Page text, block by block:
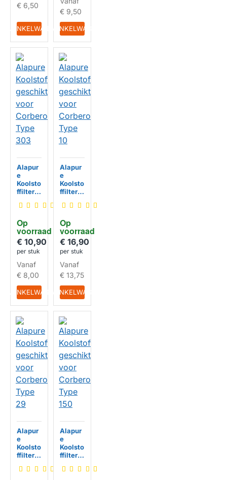
€ 6,50
IN WINKELWAGEN
€ 9,50
IN WINKELWAGEN
HUISMERK
Op
voorraad
Alapur
e
Koolsto
ffilter
kt voor
o Type
303
€ 10,90
per stuk
Vanaf
€ 8,00
IN WINKELWAGEN
HUISMERK
Op
voorraad
Alapur
e
Koolsto
ffilter
kt voor
o Type
10
€ 16,90
per stuk
Vanaf
€ 13,75
IN WINKELWAGEN
Alapur
e
Koolsto
ffilter
kt voor
Alapur
e
Koolsto
ffilter
kt voor